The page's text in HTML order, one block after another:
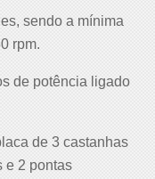
sendo a mínima
rpm.
de potência ligado
de 3 castanhas
e 2 pontas